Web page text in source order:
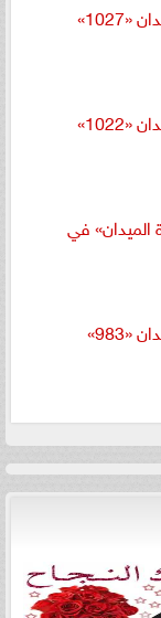
الميدان» في